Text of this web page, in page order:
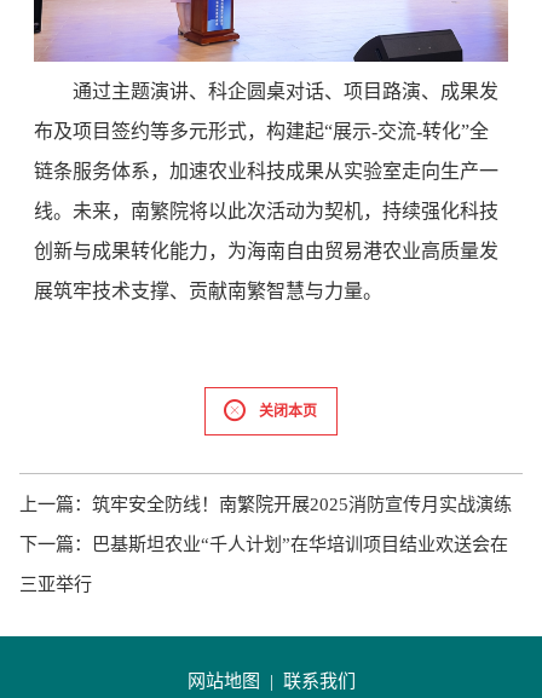
通过主题演讲、科企圆桌对话、项目路演、成果发
布及项目签约等多元形式，构建起“展示-交流-转化”全
链条服务体系，加速农业科技成果从实验室走向生产一
线。未来，南繁院将以此次活动为契机，持续强化科技
创新与成果转化能力，为海南自由贸易港农业高质量发
展筑牢技术支撑、贡献南繁智慧与力量。
关闭本页
上一篇： 筑牢安全防线！南繁院开展2025消防宣传月实战演练
下一篇： 巴基斯坦农业“千人计划”在华培训项目结业欢送会在
三亚举行
网站地图 | 联系我们